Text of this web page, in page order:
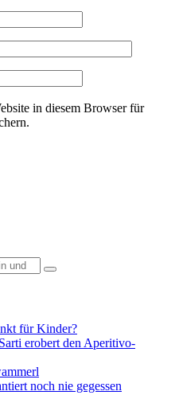
in diesem Browser für
für Kinder?
erobert den Aperitivo-
noch nie gegessen